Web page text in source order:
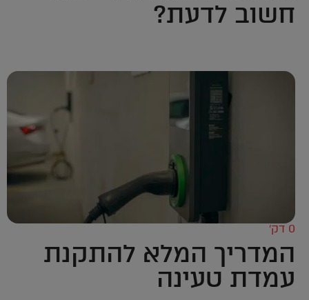
חשוב לדעת?
0 דק’
המדריך המלא להתקנת
עמדת טעינה